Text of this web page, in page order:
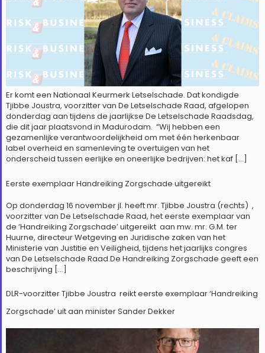
Er komt een Nationaal Keurmerk Letselschade. Dat kondigde
Tjibbe Joustra, voorzitter van De Letselschade Raad, afgelopen
donderdag aan tijdens de jaarlijkse De Letselschade Raadsdag,
die dit jaar plaatsvond in Madurodam. “Wij hebben een
gezamenlijke verantwoordelijkheid om met één herkenbaar
label overheid en samenleving te overtuigen van het
onderscheid tussen eerlijke en oneerlijke bedrijven: het kaf […]
Eerste exemplaar Handreiking Zorgschade uitgereikt
Op donderdag 16 november jl. heeft mr. Tjibbe Joustra (rechts) ,
voorzitter van De Letselschade Raad, het eerste exemplaar van
de ‘Handreiking Zorgschade’ uitgereikt aan mw. mr. G.M. ter
Huurne, directeur Wetgeving en Juridische zaken van het
Ministerie van Justitie en Veiligheid, tijdens het jaarlijks congres
van De Letselschade Raad.De Handreiking Zorgschade geeft een
beschrijving […]
DLR-voorzitter Tjibbe Joustra reikt eerste exemplaar ‘Handreiking
Zorgschade’ uit aan minister Sander Dekker